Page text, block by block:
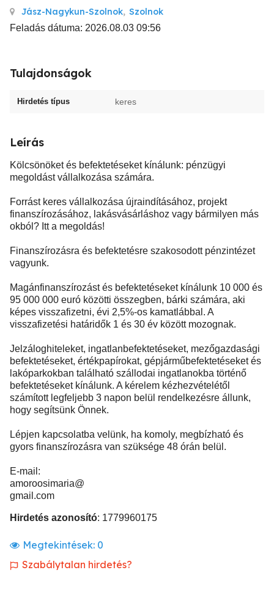
Jász-Nagykun-Szolnok, Szolnok
Feladás dátuma: 2026.08.03 09:56
Tulajdonságok
Hirdetés típus keres
Leírás
Kölcsönöket és befektetéseket kínálunk: pénzügyi
megoldást vállalkozása számára.
Forrást keres vállalkozása újraindításához, projekt
finanszírozásához, lakásvásárláshoz vagy bármilyen más
okból? Itt a megoldás!
Finanszírozásra és befektetésre szakosodott pénzintézet
vagyunk.
Magánfinanszírozást és befektetéseket kínálunk 10 000 és
95 000 000 euró közötti összegben, bárki számára, aki
képes visszafizetni, évi 2,5%-os kamatlábbal. A
visszafizetési határidők 1 és 30 év között mozognak.
Jelzáloghiteleket, ingatlanbefektetéseket, mezőgazdasági
befektetéseket, értékpapírokat, gépjárműbefektetéseket és
lakóparkokban található szállodai ingatlanokba történő
befektetéseket kínálunk. A kérelem kézhezvételétől
számított legfeljebb 3 napon belül rendelkezésre állunk,
hogy segítsünk Önnek.
Lépjen kapcsolatba velünk, ha komoly, megbízható és
gyors finanszírozásra van szüksége 48 órán belül.
E-mail:
amoroosimaria@
gmail.com
Hirdetés azonosító: 1779960175
Megtekintések: 0
Szabálytalan hirdetés?